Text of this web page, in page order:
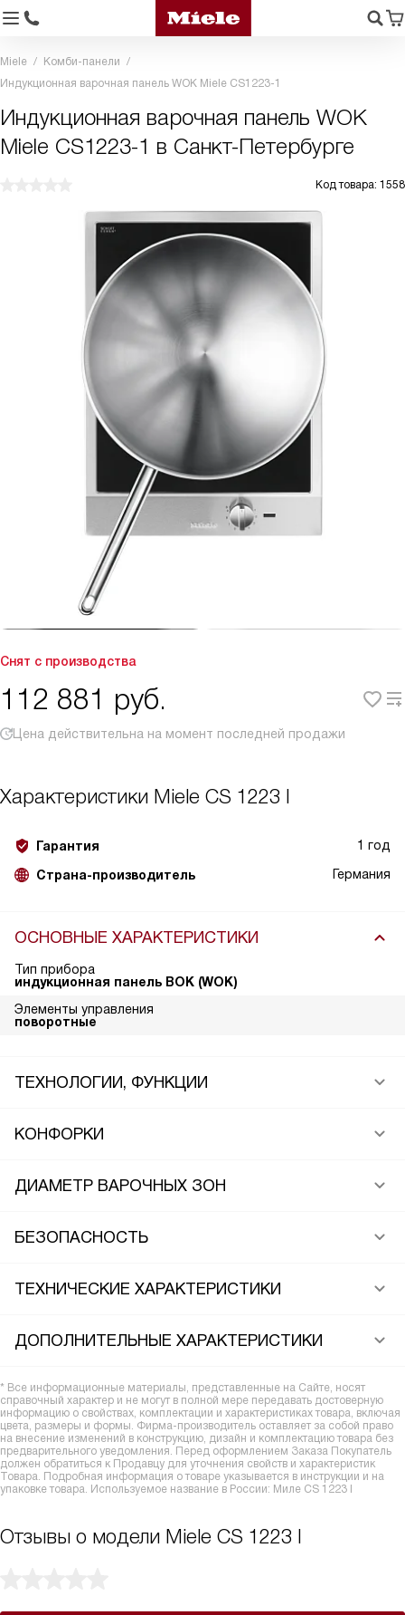
Miele
Комби-панели
Индукционная варочная панель WOK Miele CS1223-1
Индукционная варочная панель WOK
Miele CS1223-1 в Санкт-Петербурге
Код товара: 1558
Снят с производства
112 881 руб.
Цена действительна на момент последней продажи
Характеристики Miele CS 1223 I
Гарантия 1 год
Страна-производитель Германия
ОСНОВНЫЕ ХАРАКТЕРИСТИКИ
Тип прибора
индукционная панель ВОК (WOK)
Элементы управления
поворотные
ТЕХНОЛОГИИ, ФУНКЦИИ
КОНФОРКИ
ДИАМЕТР ВАРОЧНЫХ ЗОН
БЕЗОПАСНОСТЬ
ТЕХНИЧЕСКИЕ ХАРАКТЕРИСТИКИ
ДОПОЛНИТЕЛЬНЫЕ ХАРАКТЕРИСТИКИ
* Все информационные материалы, представленные на Сайте, носят
справочный характер и не могут в полной мере передавать достоверную
информацию о свойствах, комплектации и характеристиках товара, включая
цвета, размеры и формы. Фирма-производитель оставляет за собой право
на внесение изменений в конструкцию, дизайн и комплектацию товара без
предварительного уведомления. Перед оформлением Заказа Покупатель
должен обратиться к Продавцу для уточнения свойств и характеристик
Товара. Подробная информация о товаре указывается в инструкции и на
упаковке товара. Используемое название в России: Миле CS 1223 I
Отзывы о модели Miele CS 1223 I